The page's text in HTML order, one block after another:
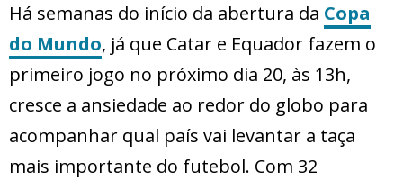
Há semanas do início da abertura da Copa
do Mundo, já que Catar e Equador fazem o
primeiro jogo no próximo dia 20, às 13h,
cresce a ansiedade ao redor do globo para
acompanhar qual país vai levantar a taça
mais importante do futebol. Com 32